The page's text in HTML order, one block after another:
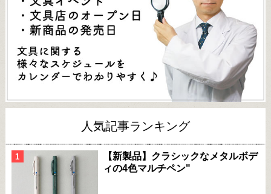
人気記事ランキング
【新製品】クラシックなメタルボデ
ィの4色マルチペン"